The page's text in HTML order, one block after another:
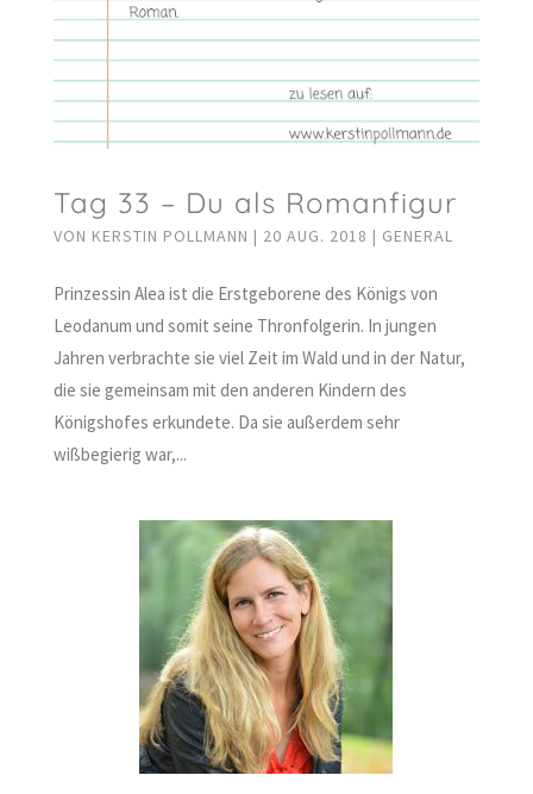
Tag 33 – Du als Romanfigur
VON KERSTIN POLLMANN | 20 AUG. 2018 | GENERAL
Prinzessin Alea ist die Erstgeborene des Königs von
Leodanum und somit seine Thronfolgerin. In jungen
Jahren verbrachte sie viel Zeit im Wald und in der Natur,
die sie gemeinsam mit den anderen Kindern des
Königshofes erkundete. Da sie außerdem sehr
wißbegierig war,...